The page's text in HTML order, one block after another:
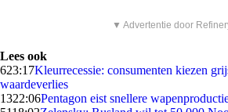
▼ Advertentie door
Lees ook
623:17Kleurrecessie: consumenten kiezen
waardeverlies
1322:06Pentagon eist snellere